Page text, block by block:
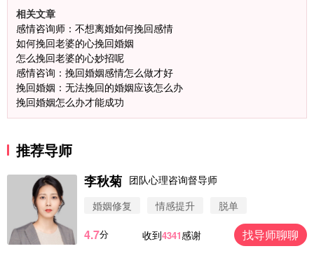
相关文章
感情咨询师：不想离婚如何挽回感情
如何挽回老婆的心挽回婚姻
怎么挽回老婆的心妙招呢
感情咨询：挽回婚姻感情怎么做才好
挽回婚姻：无法挽回的婚姻应该怎么办
挽回婚姻怎么办才能成功
推荐导师
李秋菊 团队心理咨询督导师
婚姻修复
情感提升 脱单
4.7分 收到4341感谢 找导师聊聊